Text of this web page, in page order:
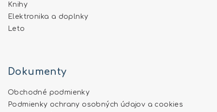
Knihy
Elektronika a doplnky
Leto
Dokumenty
Obchodné podmienky
Podmienky ochrany osobných údajov a cookies